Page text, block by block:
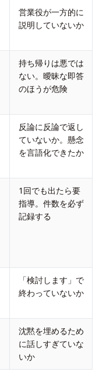
営業役が一方的に
説明していないか
持ち帰りは悪では
ない。曖昧な即答
のほうが危険
反論に反論で返し
ていないか。懸念
を言語化できたか
1回でも出たら要
指導。件数を必ず
記録する
「検討します」で
終わっていないか
沈黙を埋めるため
に話しすぎていな
いか